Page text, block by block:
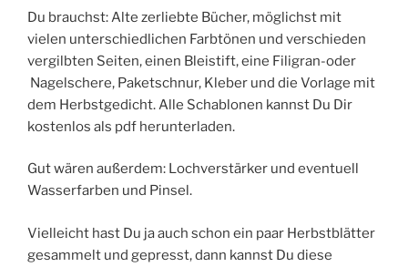
Du brauchst: Alte zerliebte Bücher, möglichst mit
vielen unterschiedlichen Farbtönen und verschieden
vergilbten Seiten, einen Bleistift, eine Filigran-oder
Nagelschere, Paketschnur, Kleber und die Vorlage mit
dem Herbstgedicht. Alle Schablonen kannst Du Dir
kostenlos als pdf herunterladen.
Gut wären außerdem: Lochverstärker und eventuell
Wasserfarben und Pinsel.
Vielleicht hast Du ja auch schon ein paar Herbstblätter
gesammelt und gepresst, dann kannst Du diese